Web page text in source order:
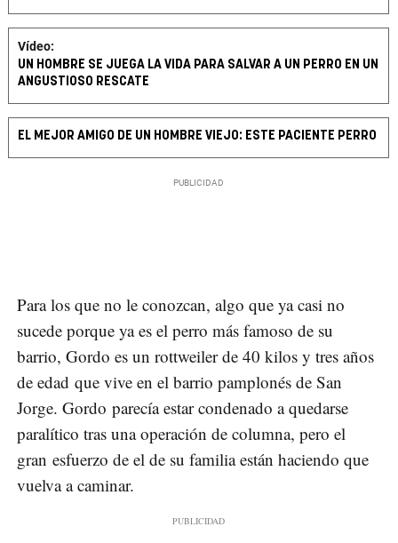
Vídeo:
UN HOMBRE SE JUEGA LA VIDA PARA SALVAR A UN PERRO EN UN
ANGUSTIOSO RESCATE
EL MEJOR AMIGO DE UN HOMBRE VIEJO: ESTE PACIENTE PERRO
Para los que no le conozcan, algo que ya casi no
sucede porque ya es el perro más famoso de su
barrio, Gordo es un rottweiler de 40 kilos y tres años
de edad que vive en el barrio pamplonés de San
Jorge. Gordo parecía estar condenado a quedarse
paralítico tras una operación de columna, pero el
gran esfuerzo de el de su familia están haciendo que
vuelva a caminar.